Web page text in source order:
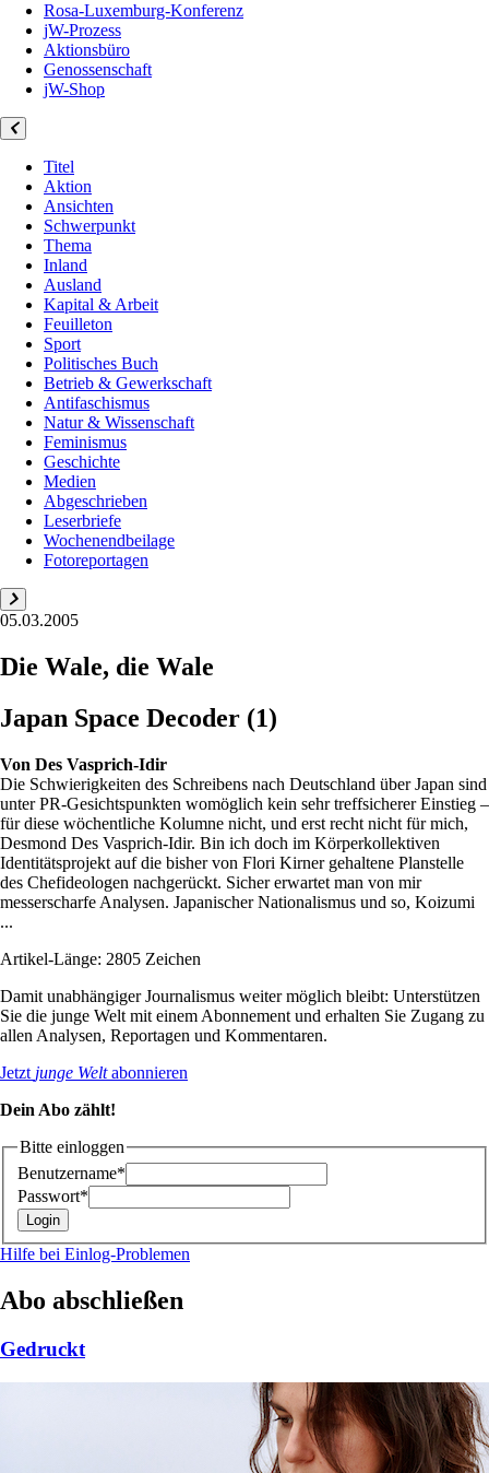
Rosa-Luxemburg-Konferenz
jW-Prozess
Aktionsbüro
Genossenschaft
jW-Shop
Titel
Aktion
Ansichten
Schwerpunkt
Thema
Inland
Ausland
Kapital & Arbeit
Feuilleton
Sport
Politisches Buch
Betrieb & Gewerkschaft
Antifaschismus
Natur & Wissenschaft
Feminismus
Geschichte
Medien
Abgeschrieben
Leserbriefe
Wochenendbeilage
Fotoreportagen
05.03.2005
Die Wale, die Wale
Japan Space Decoder (1)
Von Des Vasprich-Idir
Die Schwierigkeiten des Schreibens nach Deutschland über Japan sind
unter PR-Gesichtspunkten womöglich kein sehr treffsicherer Einstieg –
für diese wöchentliche Kolumne nicht, und erst recht nicht für mich,
Desmond Des Vasprich-Idir. Bin ich doch im Körperkollektiven
Identitätsprojekt auf die bisher von Flori Kirner gehaltene Planstelle
des Chefideologen nachgerückt. Sicher erwartet man von mir
messerscharfe Analysen. Japanischer Nationalismus und so, Koizumi
...
Artikel-Länge: 2805 Zeichen
Damit unabhängiger Journalismus weiter möglich bleibt: Unterstützen
Sie die junge Welt mit einem Abonnement und erhalten Sie Zugang zu
allen Analysen, Reportagen und Kommentaren.
Jetzt junge Weltabonnieren
Dein Abo zählt!
Bitte einloggen
Benutzername*
Passwort*
Hilfe bei Einlog-Problemen
Abo abschließen
Gedruckt